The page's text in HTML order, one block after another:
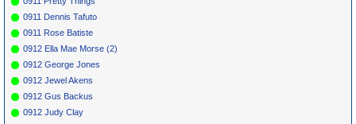
0911 Dennis Tafuto
0911 Rose Batiste
0912 Ella Mae Morse (2)
0912 George Jones
0912 Jewel Akens
0912 Gus Backus
0912 Judy Clay